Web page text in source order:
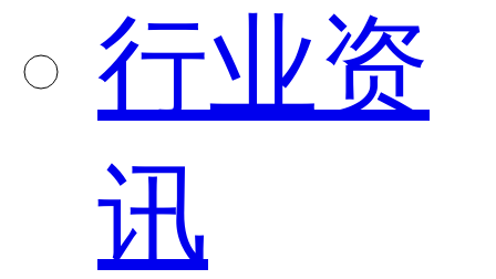
行业资
讯